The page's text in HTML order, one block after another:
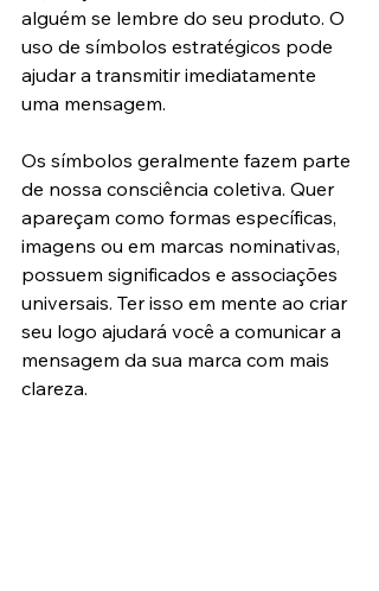
alguém se lembre do seu produto. O
uso de símbolos estratégicos pode
ajudar a transmitir imediatamente
uma mensagem.
Os símbolos geralmente fazem parte
de nossa consciência coletiva. Quer
apareçam como formas específicas,
imagens ou em marcas nominativas,
possuem significados e associações
universais. Ter isso em mente ao criar
seu logo ajudará você a comunicar a
mensagem da sua marca com mais
clareza.